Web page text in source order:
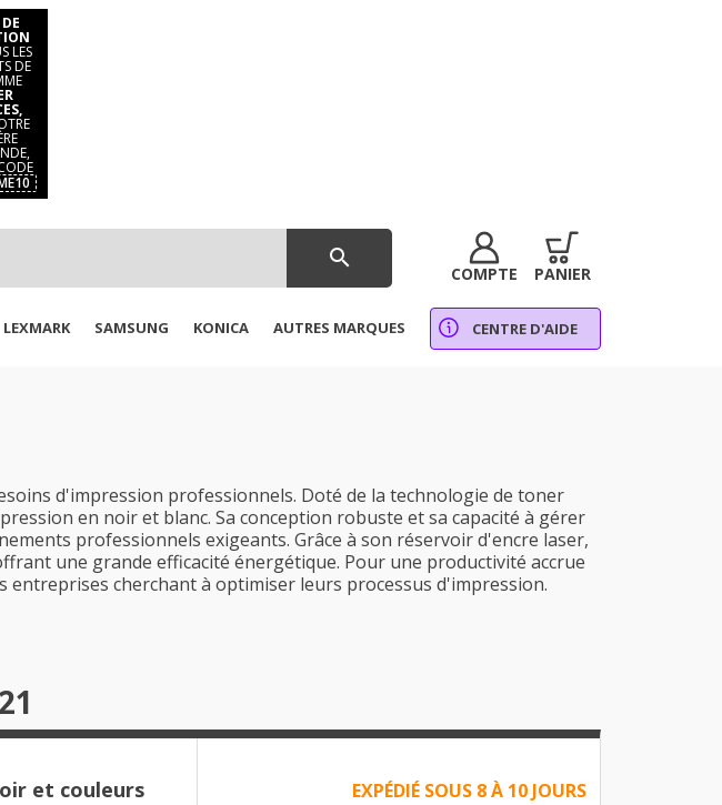
LES
DE
search
COMPTE PANIER
LEXMARK SAMSUNG KONICA AUTRES MARQUES CENTRE D'AIDE
d'impression professionnels. Doté de la technologie de toner
en noir et blanc. Sa conception robuste et sa capacité à gérer
professionnels exigeants. Grâce à son réservoir d'encre laser,
une grande efficacité énergétique. Pour une productivité accrue
cherchant à optimiser leurs processus d'impression.
et couleurs EXPÉDIÉ SOUS 8 À 10 JOURS